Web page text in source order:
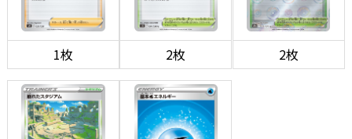
1枚 2枚 2枚